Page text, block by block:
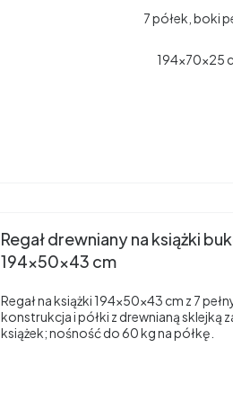
7 półek, boki
194x70x25
Regał drewniany na książki
194x50x43 cm
Regał na książki 194×50×43 cm z 7
konstrukcja i półki z drewnianą sklejką
książek; nośność do 60 kg na półkę.